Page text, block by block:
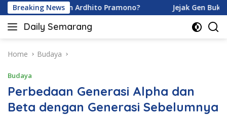
Skip
to
content
Breaking News
dan Ardhito Pramono? Jejak Gen Buka Rahasia
Daily Semarang
"Semarang
Ini:
Terkini
untuk
Anda"
Home Budaya
Budaya
Perbedaan Generasi Alpha dan
Beta dengan Generasi Sebelumnya